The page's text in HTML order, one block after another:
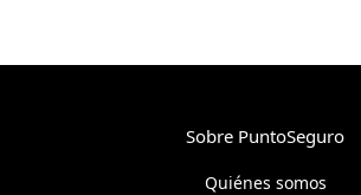
Sobre PuntoSeguro
Quiénes somos